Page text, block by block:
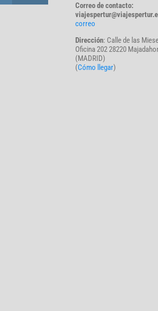
Correo de contacto:
correo
Dirección: Calle de las
Oficina 202 28220
(MADRID)
(Cómo llegar)